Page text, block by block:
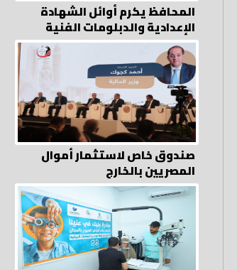
المحافظ يكرم أوائل الشهادة
الإعدادية والدبلومات الفنية
صندوق خاص لاستثمار أموال
المصريين بالخارج